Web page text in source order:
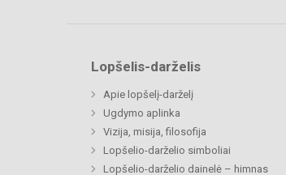
Lopšelis-darželis
Apie lopšelį-darželį
Ugdymo aplinka
Vizija, misija, filosofija
Lopšelio-darželio simboliai
Lopšelio-darželio dainelė – himnas